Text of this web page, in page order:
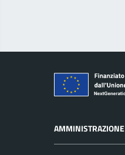
AMMINISTRAZIONE